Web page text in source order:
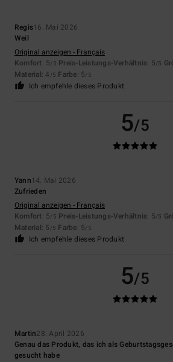
Regis16. Mai 2026
Weil
Original anzeigen - Français
Komfort: 5/5 Preis-Leistungs-Verhältnis: 5/5
Material: 4 /5 Farbe: 5/5
Ich empfehle dieses Produkt
5/5
Yann14. Mai 2026
Zufrieden
Original anzeigen - Français
Komfort: 5/5 Preis-Leistungs-Verhältnis: 5/5
Material: 5 /5 Farbe: 5/5
Ich empfehle dieses Produkt
5/5
Martin28. April 2026
Genau das Produkt, das ich als
gesucht habe